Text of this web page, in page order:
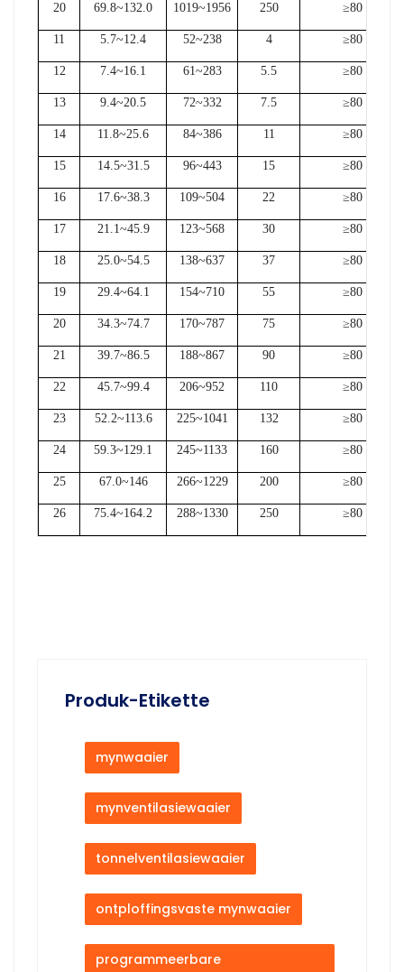
20 69.8~132.0 1019~1956 250 ≥80
11 5.7~12.4 52~238 4 ≥80
12 7.4~16.1 61~283 5.5 ≥80
13 9.4~20.5 72~332 7.5 ≥80
14 11.8~25.6 84~386 11 ≥80
15 14.5~31.5 96~443 15 ≥80
16 17.6~38.3 109~504 22 ≥80
17 21.1~45.9 123~568 30 ≥80
18 25.0~54.5 138~637 37 ≥80
19 29.4~64.1 154~710 55 ≥80
20 34.3~74.7 170~787 75 ≥80
21 39.7~86.5 188~867 90 ≥80
22 45.7~99.4 206~952 110 ≥80
23 52.2~113.6 225~1041 132 ≥80
24 59.3~129.1 245~1133 160 ≥80
25 67.0~146 266~1229 200 ≥80
26 75.4~164.2 288~1330 250 ≥80
Produk-Etikette
mynwaaier
mynventilasiewaaier
tonnelventilasiewaaier
ontploffingsvaste mynwaaier
programmeerbare